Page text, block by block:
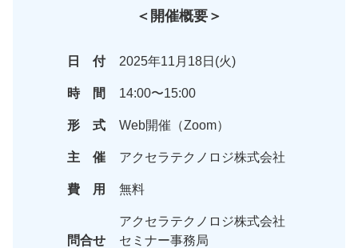
＜開催概要＞
日 付 2025年11月18日(火)
時 間 14:00〜15:00
形 式 Web開催（Zoom）
主 催 アクセラテクノロジ株式会社
費 用 無料
問合せ
アクセラテクノロジ株式会社
セミナー事務局